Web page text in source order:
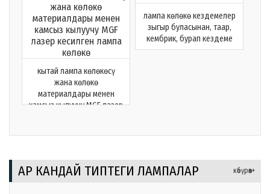
кытай лампа көлөкөсү
жана көлөкө
материалдары менен
камсыз кылуучу MGF лазер
лампа көлөкө кездемелер
зыгыр буласынан, таар,
кембрик, бурап кездеме
АР КАНДАЙ ТИПТЕГИ ЛАМПАЛАР көбүрөөк+